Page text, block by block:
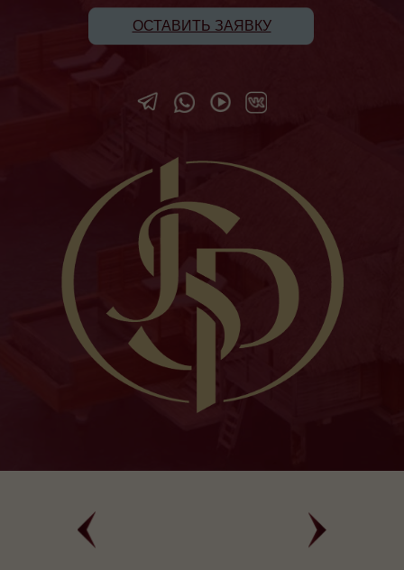
ОСТАВИТЬ ЗАЯВКУ